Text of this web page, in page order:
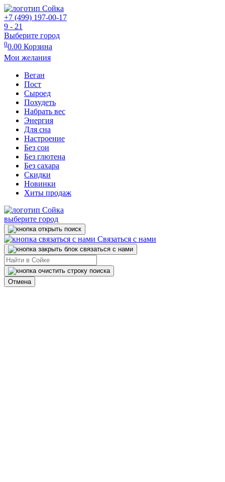
+7 (499) 197-00-17
9 - 21
Выберите город
00.00 Корзина
Мои желания
Веган
Пост
Сыроед
Похудеть
Набрать вес
Энергия
Для сна
Настроение
Без сои
Без глютена
Без сахара
Скидки
Новинки
Хиты продаж
выберите город
Связаться с нами
Отмена